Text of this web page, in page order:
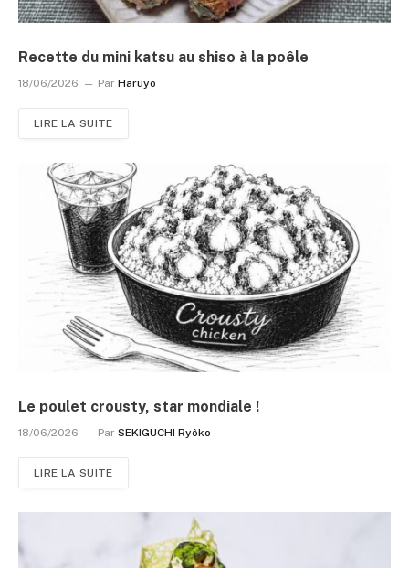
Recette du mini katsu au shiso à la poêle
18/06/2026 Par Haruyo
LIRE LA SUITE
Le poulet crousty, star mondiale !
18/06/2026 Par SEKIGUCHI Ryôko
LIRE LA SUITE